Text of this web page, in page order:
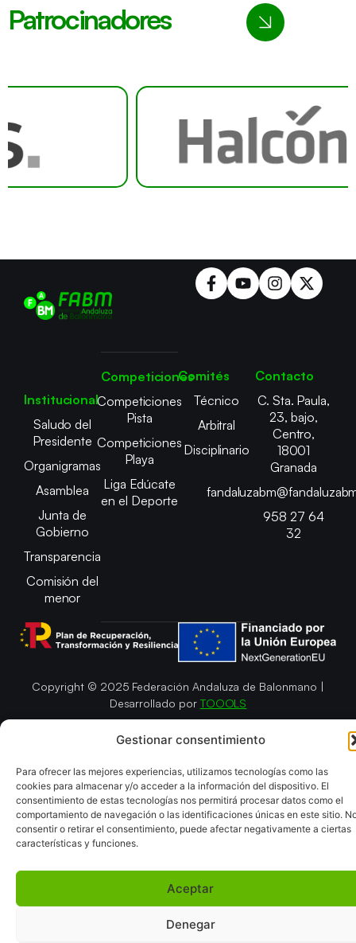
Gestionar consentimiento
Para ofrecer las mejores experiencias, utilizamos tecnologías como las
cookies para almacenar y/o acceder a la información del dispositivo. El
consentimiento de estas tecnologías nos permitirá procesar datos como el
comportamiento de navegación o las identificaciones únicas en este sitio.
consentir o retirar el consentimiento, puede afectar negativamente a ciertas
características y funciones.
Aceptar
Denegar
Patrocinadores
Institucional
Saludo del
Presidente
Organigramas
Asamblea
Junta de
Gobierno
Transparencia
Comisión del
menor
Competiciones
Competiciones
Pista
Competiciones
Playa
Liga Edúcate
en el Deporte
Comités
Técnico
Arbitral
Disciplinario
Contacto
C. Sta. Paula,
23, bajo,
Centro,
18001
Granada
958 27 64
32
Copyright © 2025 Federación Andaluza de Balonmano |
Desarrollado por TOOOLS
Aviso LegalPolítica de Cookies
Política de ventas Mapa del Sitio